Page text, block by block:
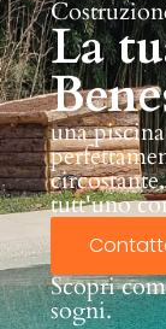
La
una
tutt'uno
Scopri
sogni.